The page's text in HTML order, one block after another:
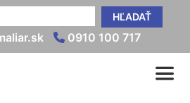
HĽADAŤ
0910 100 717